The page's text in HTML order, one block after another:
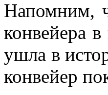
Напомним,
конвейера
ушла в
конвейер